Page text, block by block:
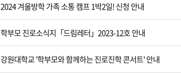
2024 겨울방학 가족 소통 캠프 1박2일! 신청 안내
학부모 진로소식지「드림레터」2023-12호 안내
강원대학교 '학부모와 함께하는 진로진학 콘서트' 안내